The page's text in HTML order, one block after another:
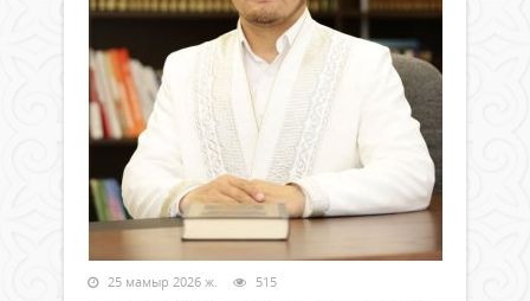
25 мамыр 2026 ж. 515